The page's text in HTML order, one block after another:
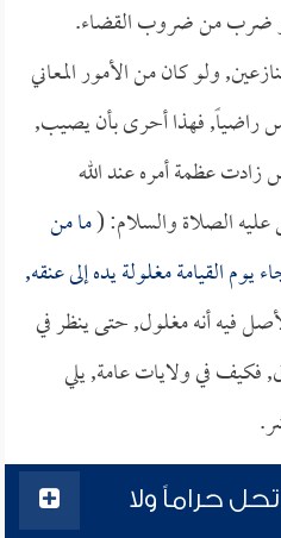
ضرب من ضروب القضاء.
ولو كان من الأمور المعاني
راضياً, فهذا أحرى بأن يصيب,
زادت عظمة أمره عند الله
عليه الصلاة والسلام: (ما من
يوم القيامة مغلولة يده إلى عنقه,
فيه أنه مغلول, حتى ينظر في
فكيف في ولايات عامة, يلي
حراماً ولا